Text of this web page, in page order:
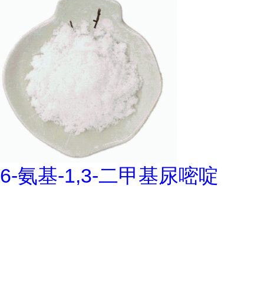
6-氨基-1,3-二甲基尿嘧啶